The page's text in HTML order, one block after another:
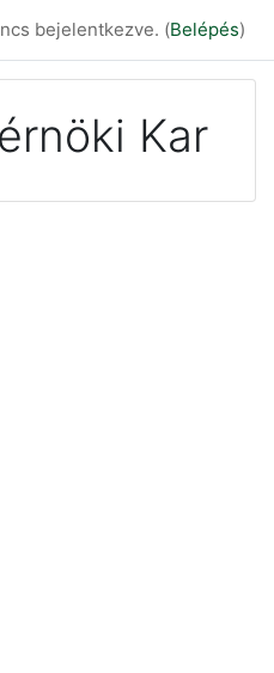
bejelentkezve. (Belépés)
Kar